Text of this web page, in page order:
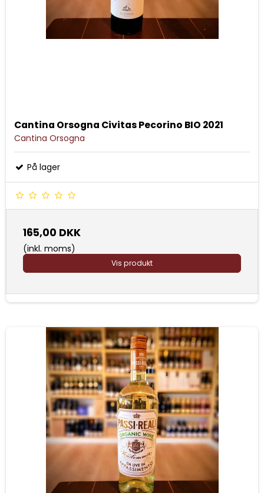
Cantina Orsogna Civitas Pecorino BIO 2021
Cantina Orsogna
På lager
165,00 DKK
(inkl. moms)
Vis produkt